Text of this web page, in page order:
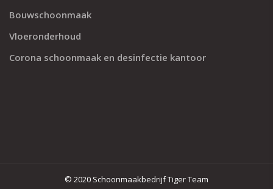
Bouwschoonmaak
Vloeronderhoud
Corona schoonmaak en desinfectie kantoor
© 2020 Schoonmaakbedrijf Tiger Team